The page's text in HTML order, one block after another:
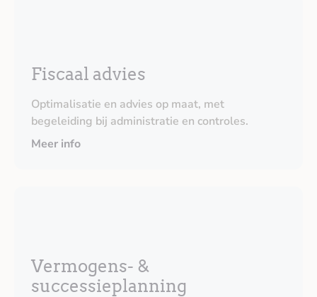
Fiscaal advies
Optimalisatie en advies op maat, met
begeleiding bij administratie en controles.
Meer info
Vermogens- &
successieplanning